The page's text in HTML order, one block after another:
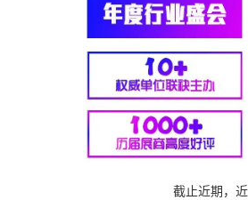
截止近期，